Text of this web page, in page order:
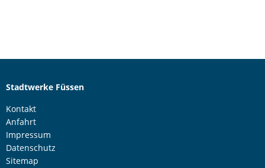
Stadtwerke Füssen
Kontakt
Anfahrt
Impressum
Datenschutz
Sitemap